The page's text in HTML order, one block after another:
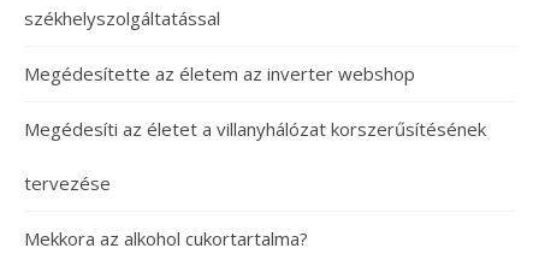
székhelyszolgáltatással
Megédesítette az életem az inverter webshop
Megédesíti az életet a villanyhálózat korszerűsítésének
tervezése
Mekkora az alkohol cukortartalma?